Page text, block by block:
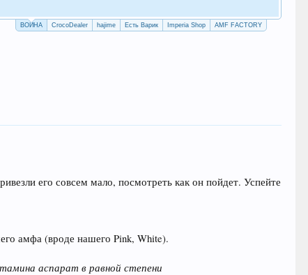
ВОЙНА CrocoDealer hajime Есть Варик Imperia Shop AMF FACTORY
его совсем мало, посмотреть как он пойдет. Успейте
амфа (вроде нашего Pink, White).
аспарат в равной степени